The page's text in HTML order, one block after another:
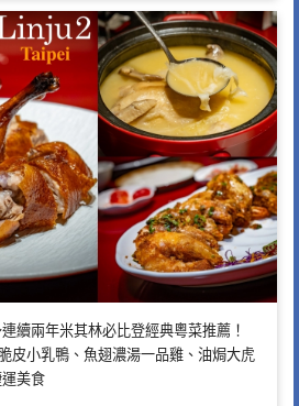
續兩年米其林必比登經典粵菜推薦！
皮小乳鴨、魚翅濃湯一品雞、油焗大虎
美食